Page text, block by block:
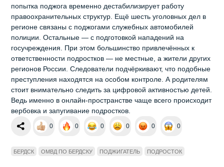
попытка поджога временно дестабилизирует работу
правоохранительных структур. Ещё шесть уголовных дел в
регионе связаны с поджогами служебных автомобилей
полиции. Остальные — с подготовкой нападений на
госучреждения. При этом большинство привлечённых к
ответственности подростков — не местные, а жители других
регионов России. Следователи подчёркивают, что подобные
преступления находятся на особом контроле. А родителям
стоит внимательно следить за цифровой активностью детей.
Ведь именно в онлайн‑пространстве чаще всего происходит
вербовка и запугивание подростков.
0 0 0 0 0 0
БЕРДСК ОМВД ПО БЕРДСКУ ПОДЖИГАТЕЛЬ ПОДРОСТОК